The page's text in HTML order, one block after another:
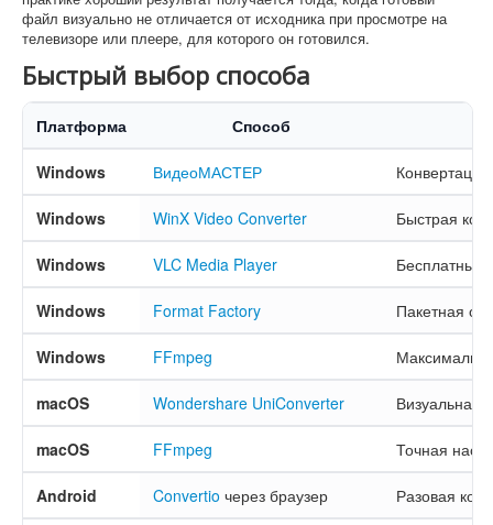
файл визуально не отличается от исходника при просмотре на
телевизоре или плеере, для которого он готовился.
Быстрый выбор способа
Платформа Способ
Windows ВидеоМАСТЕР
Windows WinX Video Converter Быстрая
Windows VLC Media Player Бесплатный
Windows Format Factory Пакетная
Windows FFmpeg
macOS Wondershare UniConverter Визуальная
macOS FFmpeg Точная
Android Convertio через браузер Разовая